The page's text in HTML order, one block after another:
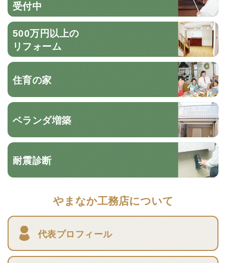
受付中
500万円以上の
リフォーム
住育の家
ベランダ増築
耐震診断
やまなか工務店について
代表プロフィール